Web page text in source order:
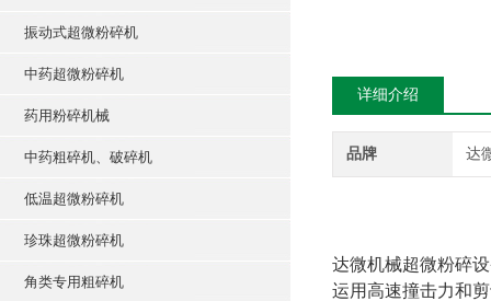
振动式超微粉碎机
中药超微粉碎机
药用粉碎机械
中药粗碎机、破碎机
低温超微粉碎机
珍珠超微粉碎机
角类专用粗碎机
详细介绍
品牌 达
达微机械超微粉碎
运用高速撞击力和